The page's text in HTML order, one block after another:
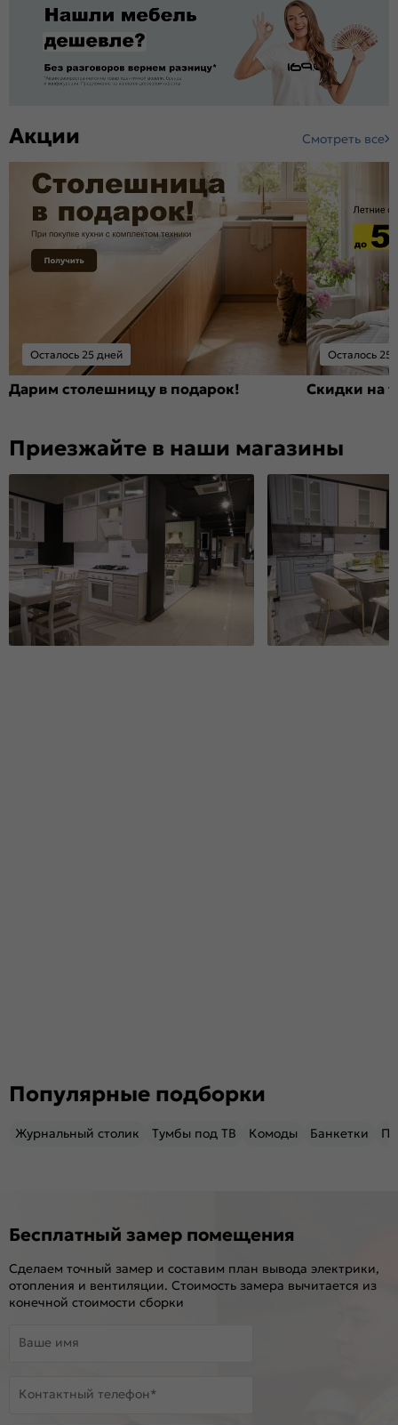
Акции Смотреть все
Осталось 25 дней
Дарим столешницу в подарок!
Осталось 25
Скидки на
Приезжайте в наши магазины
Популярные подборки
Журнальный столик Тумбы под ТВ Комоды Банкетки
Бесплатный замер помещения
Сделаем точный замер и составим план вывода электрики,
отопления и вентиляции. Стоимость замера вычитается из
конечной стоимости сборки
Ваше имя
Контактный телефон*